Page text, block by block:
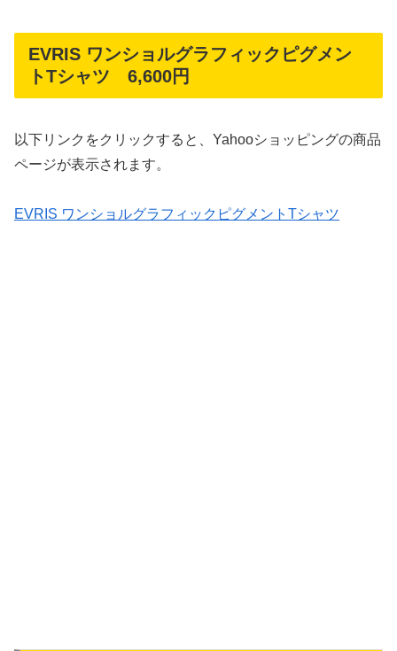
EVRIS ワンショルグラフィックピグメン
トTシャツ 6,600円
以下リンクをクリックすると、Yahooショッピングの商品
ページが表示されます。
EVRIS ワンショルグラフィックピグメントTシャツ